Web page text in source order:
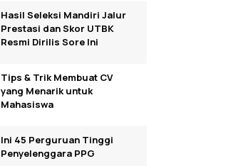
Hasil Seleksi Mandiri Jalur
Prestasi dan Skor UTBK
Resmi Dirilis Sore Ini
Tips & Trik Membuat CV
yang Menarik untuk
Mahasiswa
Ini 45 Perguruan Tinggi
Penyelenggara PPG